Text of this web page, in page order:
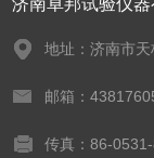
济南卓邦试验仪器
地址：济南市
邮箱：
传真：86-